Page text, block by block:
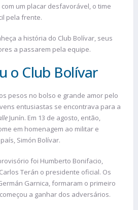
um placar desfavorável, o time
pela frente.
a história do Club Bolívar, seus
a passarem pela equipe.
o Club Bolívar
pesos no bolso e grande amor pelo
entusiastas se encontrava para a
Junín. Em 13 de agosto, então,
em homenagem ao militar e
Simón Bolívar.
foi Humberto Bonifacio,
Terán o presidente oficial. Os
Garnica, formaram o primeiro
a ganhar dos adversários.